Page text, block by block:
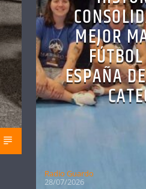
MEJOR
ESPAÑA
Radio Guardo
28/07/2026